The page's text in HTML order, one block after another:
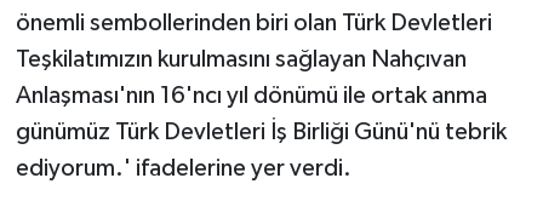
önemli sembollerinden biri olan Türk Devletleri
Teşkilatımızın kurulmasını sağlayan Nahçıvan
Anlaşması'nın 16'ncı yıl dönümü ile ortak anma
günümüz Türk Devletleri İş Birliği Günü'nü tebrik
ediyorum.' ifadelerine yer verdi.